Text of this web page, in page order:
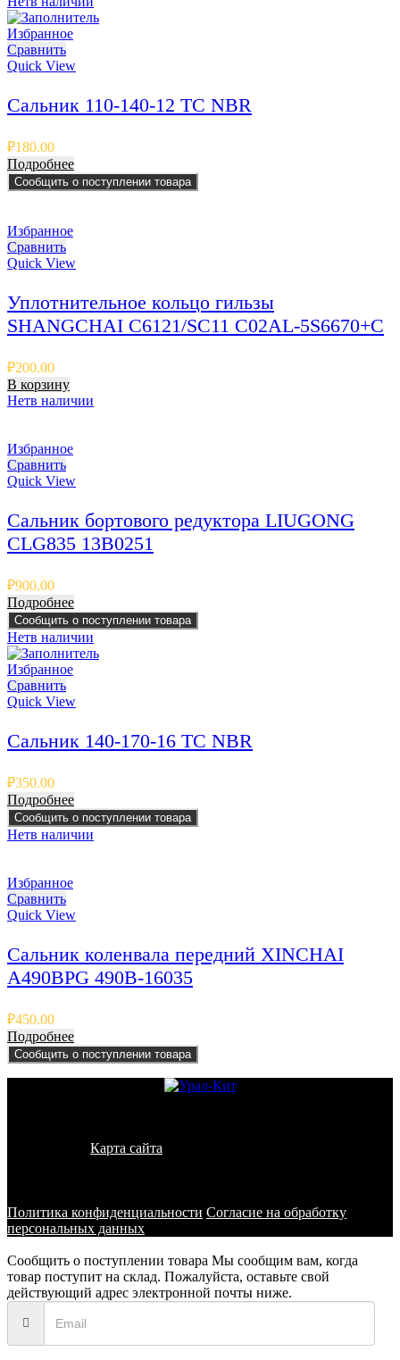
Избранное
Сравнить
Quick View
Сальник 110-140-12 TC NBR
₽180.00
Подробнее
Сообщить о поступлении товара
Избранное
Сравнить
Quick View
Уплотнительное кольцо гильзы
SHANGCHAI C6121/SC11 C02AL-5S6670+C
₽200.00
В корзину
Нетв наличии
Избранное
Сравнить
Quick View
Сальник бортового редуктора LIUGONG
CLG835 13B0251
₽900.00
Подробнее
Сообщить о поступлении товара
Нетв наличии
Избранное
Сравнить
Quick View
Сальник 140-170-16 TC NBR
₽350.00
Подробнее
Сообщить о поступлении товара
Нетв наличии
Избранное
Сравнить
Quick View
Сальник коленвала передний XINCHAI
A490BPG 490B-16035
₽450.00
Подробнее
Сообщить о поступлении товара
Карта сайта
Политика конфиденциальности Согласие на обработку
персональных данных
Сообщить о поступлении товара Мы сообщим вам, когда
товар поступит на склад. Пожалуйста, оставьте свой
действующий адрес электронной почты ниже.